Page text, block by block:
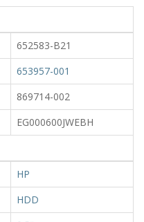
652583-B21
653957-001
869714-002
EG000600JWEBH
HP
HDD